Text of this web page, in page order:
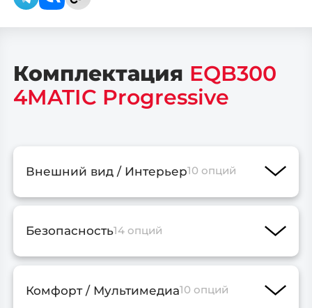
Комплектация EQB300
4MATIC Progressive
Внешний вид / Интерьер10 опций
Безопасность14 опций
Комфорт / Мультимедиа10 опций